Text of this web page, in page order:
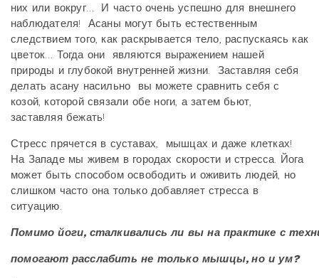
них или вокруг… И часто очень успешно для внешнего
наблюдателя! Асаны могут быть естественным
следствием того, как раскрывается тело, распускаясь как
цветок… Тогда они являются выражением нашей
природы и глубокой внутренней жизни. Заставляя себя
делать асану насильно вы можете сравнить себя с
козой, которой связали обе ноги, а затем бьют,
заставляя бежать!
Стресс прячется в суставах, мышцах и даже клетках!
На Западе мы живем в городах скорости и стресса. Йога
может быть способом освободить и оживить людей, но
слишком часто она только добавляет стресса в
ситуацию.
Помимо йоги, сталкивались ли вы на практике с
помогают расслабить не только мышцы, но и ум?